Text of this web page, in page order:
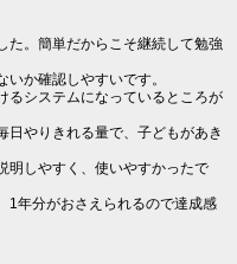
た。簡単だからこそ継続して勉強
か確認しやすいです。
るシステムになっているところが
日やりきれる量で、子どもがあき
明しやすく、使いやすかったで
1年分がおさえられるので達成感